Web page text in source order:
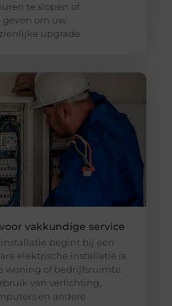
te slopen of
geven om uw
upgrade
vakkundige service
begint bij een
elektrische installatie is
woning of bedrijfsruimte.
van verlichting,
en andere